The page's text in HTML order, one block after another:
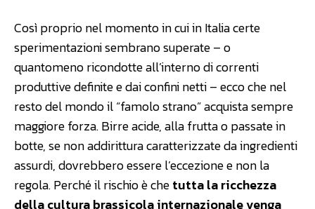
Così proprio nel momento in cui in Italia certe
sperimentazioni sembrano superate – o
quantomeno ricondotte all’interno di correnti
produttive definite e dai confini netti – ecco che nel
resto del mondo il “famolo strano” acquista sempre
maggiore forza. Birre acide, alla frutta o passate in
botte, se non addirittura caratterizzate da ingredienti
assurdi, dovrebbero essere l’eccezione e non la
regola. Perché il rischio è chetutta la ricchezza
della cultura brassicola internazionale venga